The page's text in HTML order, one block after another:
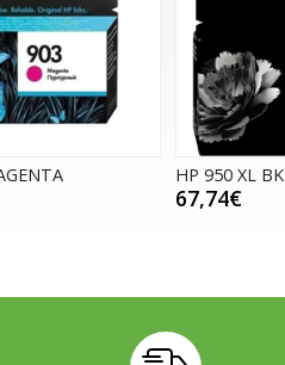
HP 950 XL BK
67,74€